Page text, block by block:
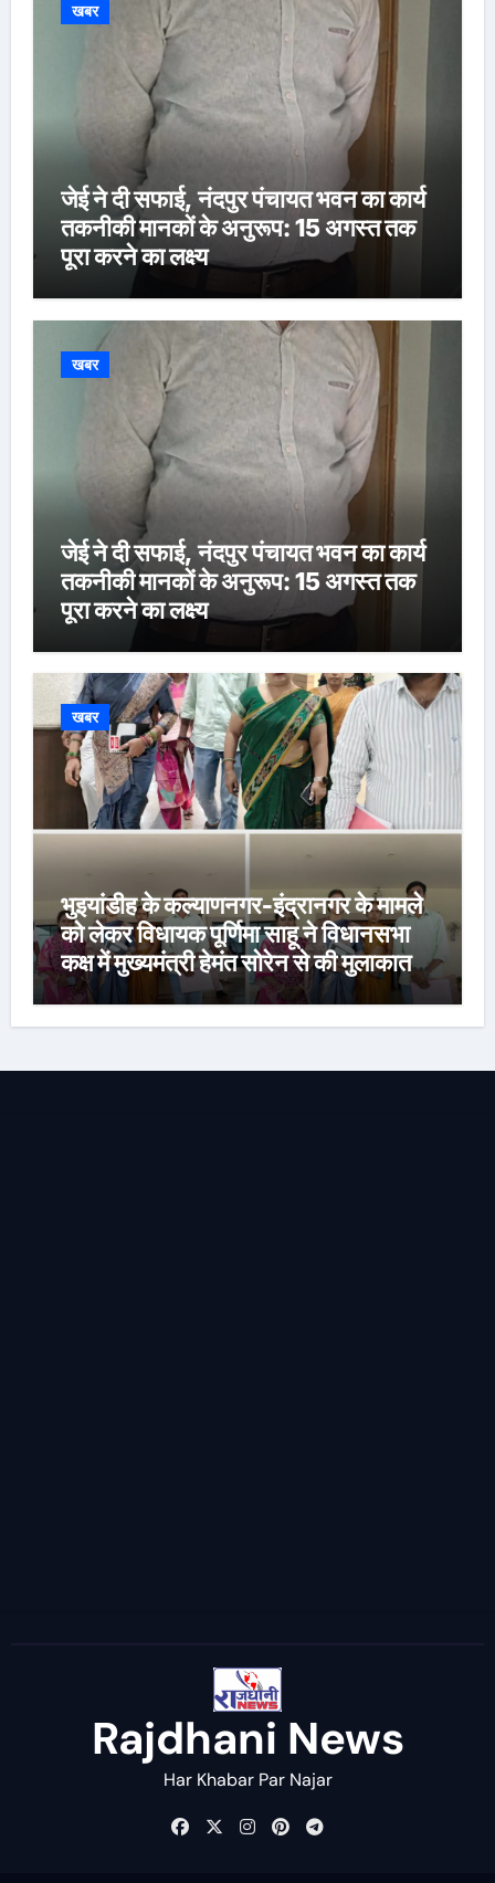
खबर
जेई ने दी सफाई, नंदपुर पंचायत भवन का कार्य
तकनीकी मानकों के अनुरूप: 15 अगस्त तक
पूरा करने का लक्ष्य
खबर
जेई ने दी सफाई, नंदपुर पंचायत भवन का कार्य
तकनीकी मानकों के अनुरूप: 15 अगस्त तक
पूरा करने का लक्ष्य
खबर
भुइयांडीह के कल्याणनगर-इंद्रानगर के मामले
को लेकर विधायक पूर्णिमा साहू ने विधानसभा
कक्ष में मुख्यमंत्री हेमंत सोरेन से की मुलाकात,
कार्रवाई स्थगित करने व पुनर्वास की रखी मांग,
बस्तीवासी भी रहे मौजूद
Rajdhani News
Har Khabar Par Najar